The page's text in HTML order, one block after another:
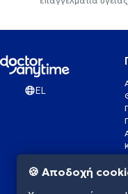
EL
🍪 Αποδοχή